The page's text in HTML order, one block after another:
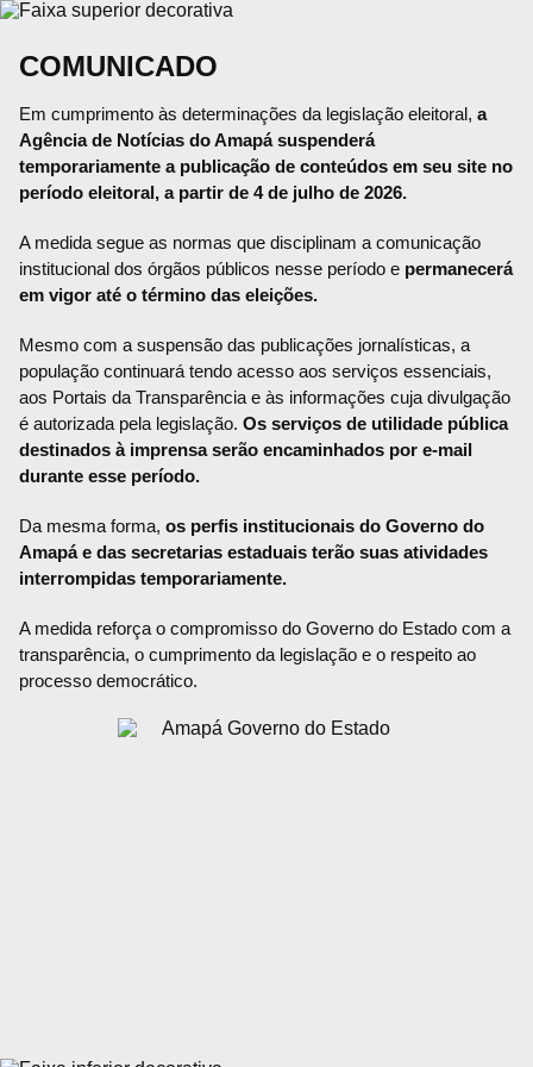
COMUNICADO
Em cumprimento às determinações da legislação eleitoral, a
Agência de Notícias do Amapá suspenderá
temporariamente a publicação de conteúdos em seu site no
período eleitoral, a partir de 4 de julho de 2026.
A medida segue as normas que disciplinam a comunicação
institucional dos órgãos públicos nesse período e permanecerá
em vigor até o término das eleições.
Mesmo com a suspensão das publicações jornalísticas, a
população continuará tendo acesso aos serviços essenciais,
aos Portais da Transparência e às informações cuja divulgação
é autorizada pela legislação. Os serviços de utilidade pública
destinados à imprensa serão encaminhados por e-mail
durante esse período.
Da mesma forma, os perfis institucionais do Governo do
Amapá e das secretarias estaduais terão suas atividades
interrompidas temporariamente.
A medida reforça o compromisso do Governo do Estado com a
transparência, o cumprimento da legislação e o respeito ao
processo democrático.